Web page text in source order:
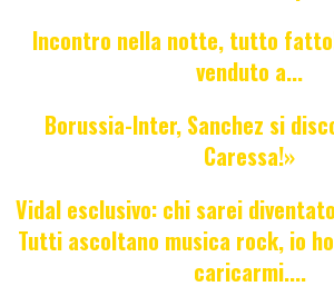
Incontro nella notte, tutto
venduto a...
Borussia-Inter, Sanchez si
Caressa!»
Vidal esclusivo: chi sarei
Tutti ascoltano musica rock, io
caricarmi....